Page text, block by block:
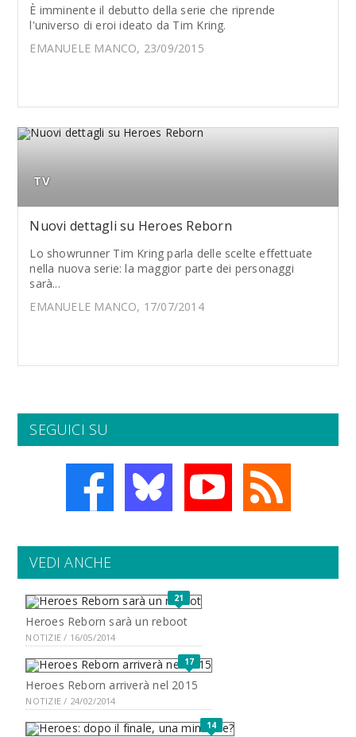
È imminente il debutto della serie che riprende
l'universo di eroi ideato da Tim Kring.
EMANUELE MANCO, 23/09/2015
TV
Nuovi dettagli su Heroes Reborn
Lo showrunner Tim Kring parla delle scelte effettuate
nella nuova serie: la maggior parte dei personaggi
sarà...
EMANUELE MANCO, 17/07/2014
SEGUICI SU
VEDI ANCHE
21
Heroes Reborn sarà un reboot
NOTIZIE / 16/05/2014
17
Heroes Reborn arriverà nel 2015
NOTIZIE / 24/02/2014
14